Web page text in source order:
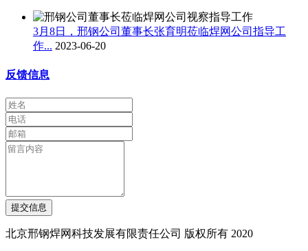
3月8日，邢钢公司董事长张育明莅临焊网公司指导工
作... 2023-06-20
反馈信息
提交信息
北京邢钢焊网科技发展有限责任公司 版权所有 2020